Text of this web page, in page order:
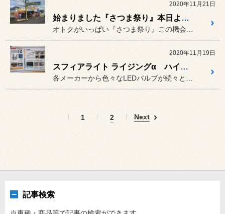
2020年11月21日
始まりました『さつま祭り』本日より12月6日まで
2020年11月19日
スフィアライト ライジングα ハイビーム等にもオススメ
1 2 Next
記事検索